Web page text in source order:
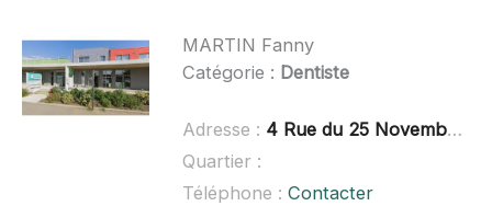
MARTIN Fanny
Catégorie : Dentiste
Adresse : 4 Rue du 25 Novembre, 68350 Brunstatt-Didenheim
Quartier :
Téléphone : Contacter